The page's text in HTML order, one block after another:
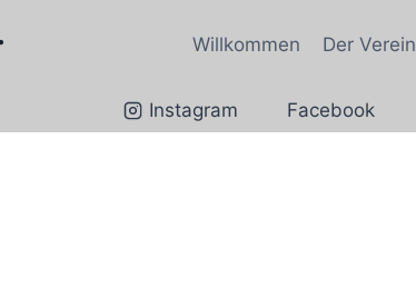
Willkommen Der Verein
Instagram Facebook